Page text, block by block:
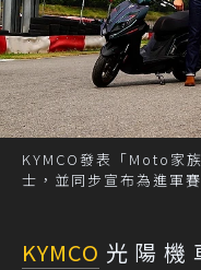
KYMCO發表「Moto家
士，並同步宣布為進軍
KYMCO 光陽機